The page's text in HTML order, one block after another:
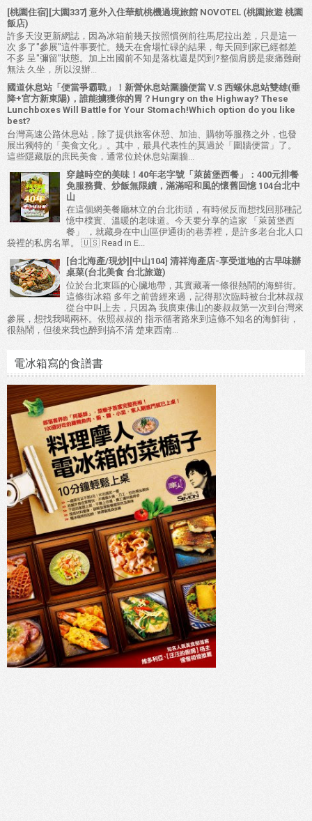
[桃園住宿][大園337] 意外入住華航桃機過境旅館 NOVOTEL (桃園旅遊 桃園
飯店)
許多天沒更新網誌，因為冰箱前幾天按照慣例前往馬尼拉出差，只是這一
次 多了"參展"這件事要忙。幾天在會場忙碌的結果，每天回到家已經都差
不多 呈"彌留"狀態。加上出國前不知是落枕還是閃到?整個肩膀是痠痛難耐
無法 久坐，所以沒辦...
國道休息站「便當爭霸戰」！新營休息站圍牆便當 V.S 西螺休息站雙雄(垂
降+官方新東陽)，誰能擄獲你的胃？Hungry on the Highway? These
Lunchboxes Will Battle for Your Stomach!Which option do you like
best?
台灣高速公路休息站，除了提供旅客休憩、加油、購物等服務之外，也發
展出獨特的「美食文化」。其中，最具代表性的莫過於「圍牆便當」了。
這些隱藏版的庶民美食，通常位於休息站圍牆...
穿越時空的美味！40年老字號「萊茵堡西餐」：400元排餐
免服務費、炒飯無限續，滿滿昭和風的懷舊回憶 104台北中
山
在這個網美餐廳林立的台北街頭，有時候反而想找回那種記
憶中樸實、溫暖的老味道。今天要分享的這家 「萊茵堡西
餐」 ，就藏身在中山區伊通街的巷弄裡，是許多老台北人口
袋裡的私房名單。 🇺🇸 Read in E...
[台北海產/現炒][中山104] 清祥海產店-享受道地的古早味辦
桌菜(台北美食 台北旅遊)
位於台北東區的心臟地帶，其實藏著一條很熱鬧的海鮮街。
這條街冰箱 多年之前曾經來過，記得那次臨時被台北林叔叔
從台中叫上去，只因為 我廣東佛山的麥叔叔第一次到台灣來
參展，想找我喝兩杯。依照叔叔的 指示循著路來到這條不知名的海鮮街，
很熱鬧，但後來我也醉到搞不清 楚東西南...
電冰箱寫的食譜書